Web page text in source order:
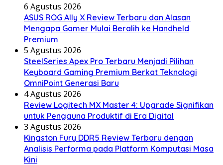
6 Agustus 2026
ASUS ROG Ally X Review Terbaru dan Alasan
Mengapa Gamer Mulai Beralih ke Handheld
Premium
5 Agustus 2026
SteelSeries Apex Pro Terbaru Menjadi Pilihan
Keyboard Gaming Premium Berkat Teknologi
OmniPoint Generasi Baru
4 Agustus 2026
Review Logitech MX Master 4: Upgrade Signifikan
untuk Pengguna Produktif di Era Digital
3 Agustus 2026
Kingston Fury DDR5 Review Terbaru dengan
Analisis Performa pada Platform Komputasi Masa
Kini